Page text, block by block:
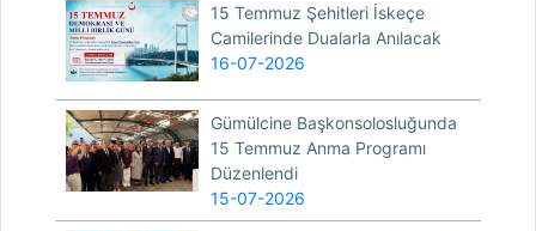
15 Temmuz Şehitleri İskeçe
Camilerinde Dualarla Anılacak
16-07-2026
Gümülcine Başkonsolosluğunda
15 Temmuz Anma Programı
Düzenlendi
15-07-2026